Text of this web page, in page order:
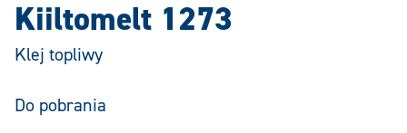
Kiiltomelt 1273
Klej topliwy
Do pobrania